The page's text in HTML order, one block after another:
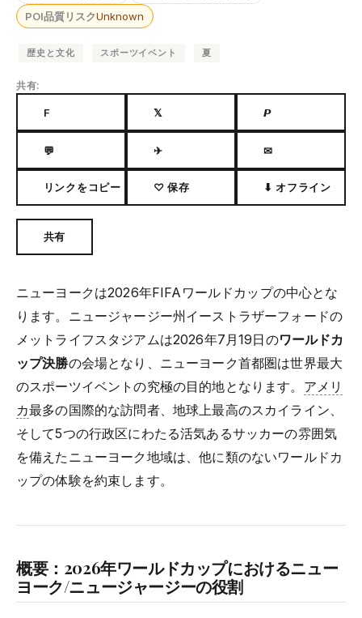
POI品質リスクUnknown
歴史と文化 スポーツイベント 夏
共有:
F 𝕏 𝙋
💬 ✈ ✉
リンクをコピー ♡ 保存 ⬇ オフライン
共有
ニューヨークは2026年FIFAワールドカップの中心とな
ります。ニュージャージー州イーストラザーフォードの
メットライフスタジアムは2026年7月19日のワールドカ
ップ決勝の会場となり、ニューヨーク首都圏は世界最大
のスポーツイベントの究極の目的地となります。 アメリ
カ最多の国際的な訪問者、地球上最高のスカイライン、
そして5つの行政区にわたる活気あるサッカーの雰囲気
を備えたニューヨーク地域は、他に類のないワールドカ
ップの体験を約束します。
概要：2026年ワールドカップにおけるニュー
ヨーク/ニュージャージーの役割